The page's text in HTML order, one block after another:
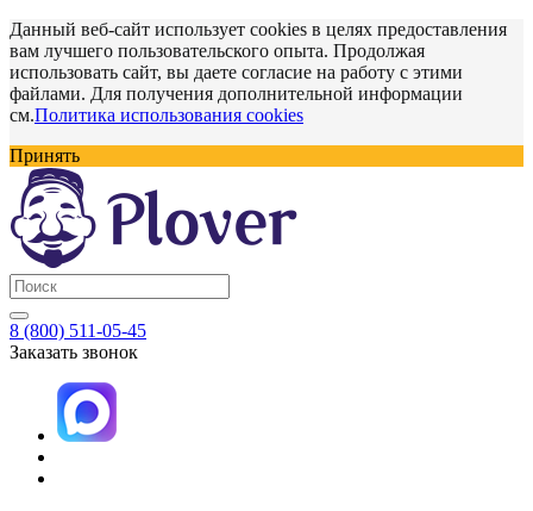
Данный веб-сайт использует cookies в целях предоставления
вам лучшего пользовательского опыта. Продолжая
использовать сайт, вы даете согласие на работу с этими
файлами. Для получения дополнительной информации
см.Политика использования cookies
Принять
8 (800) 511-05-45
Заказать звонок